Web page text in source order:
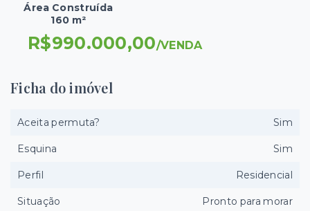
Área Construída
160 m²
R$990.000,00/VENDA
Ficha do imóvel
Aceita permuta? Sim
Esquina Sim
Perfil Residencial
Situação Pronto para morar